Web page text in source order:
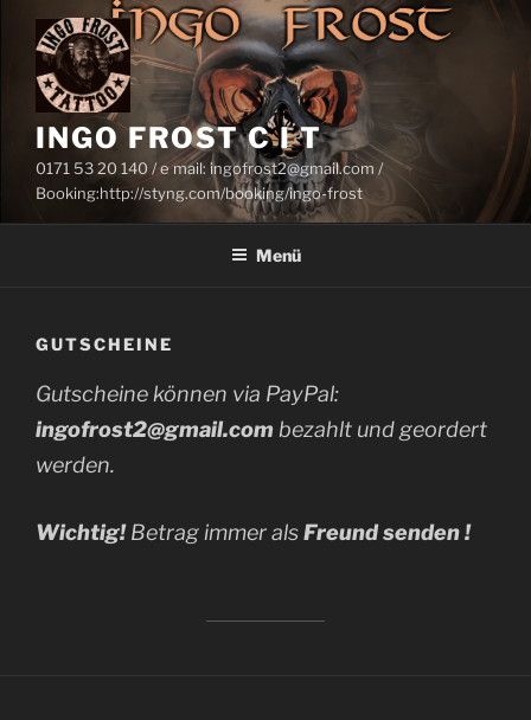
Inhalt
springen
INGO FROST C I T
0171 53 20 140 / e mail: ingofrost2@gmail.com /
Booking:http://styng.com/booking/ingo-frost
Menü
GUTSCHEINE
Gutscheine können via PayPal:
ingofrost2@gmail.com bezahlt und geordert
werden.
Wichtig!Betrag immer alsFreund senden !